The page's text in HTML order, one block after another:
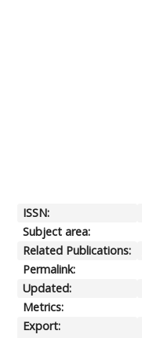
ISSN:
Subject area:
Related Publications:
Permalink:
Updated:
Metrics:
Export: